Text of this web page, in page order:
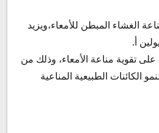
الغشاء المبطن للأمعاء،ويزيد
أ.
تقوية مناعة الأمعاء، وذلك من
الكائنات الطبيعية المناعية